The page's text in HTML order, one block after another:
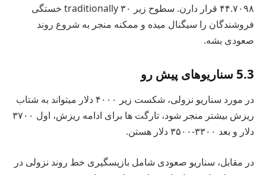
۴۴.۷۰۹۸ قرار دارن. سطوح زیر ۳۰ traditionally خستگی
فروشندگان را سیگنال میده و ممکنه منجر به شروع روند
صعودی بشه.
5.3 سناریوهای پیش رو
در مورد سناریو نزولی، شکست زیر ۴۰۰۰ دلار میتواند به شتاب
ریزش بیشتر منجر شود، تارگت ها برای ادامه ریزش، اول ۳۷۰۰
دلار و بعد ۳۳۰۰-۳۵۰۰ دلار هستن.
در مقابل، سناریو صعودی شامل بازپسگیری خط روند نزولی در